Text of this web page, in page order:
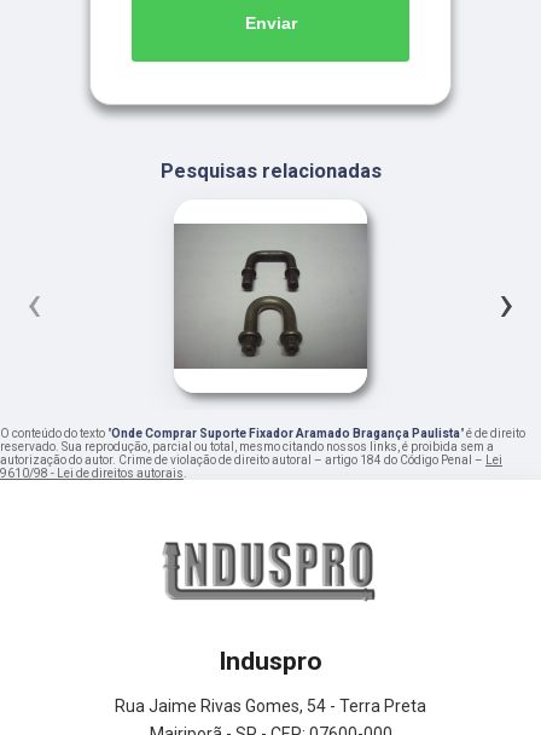
Enviar
Pesquisas relacionadas
‹ ›
O conteúdo do texto "Onde Comprar Suporte Fixador Aramado Bragança Paulista" é de direito
reservado. Sua reprodução, parcial ou total, mesmo citando nossos links, é proibida sem a
autorização do autor. Crime de violação de direito autoral – artigo 184 do Código Penal –
Lei
9610/98 - Lei de direitos autorais
Induspro
Rua Jaime Rivas Gomes, 54 - Terra Preta